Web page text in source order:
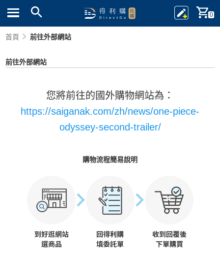
0
首頁 前往外部網站
前往外部網站
您將前往的國外購物網站為：
https://saiganak.com/zh/news/one-piece-
odyssey-second-trailer/
購物流程簡易說明